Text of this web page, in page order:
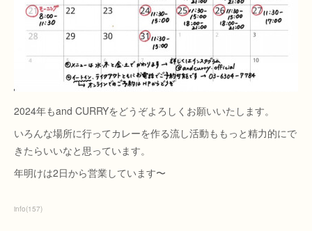
2024年もand CURRYをどうぞよろしくお願いいたします。
いろんな場所に行ってカレーを作る流し活動ももっと精力的にで
きたらいいなと思っています。
年明けは2日から営業しています〜
info(157)